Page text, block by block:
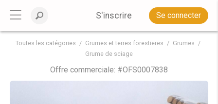
S'inscrire Se connecter
Toutes les catégories Grumes et terres forestieres
Grumes
Grume de sciage
Offre commerciale: #OFS0007838